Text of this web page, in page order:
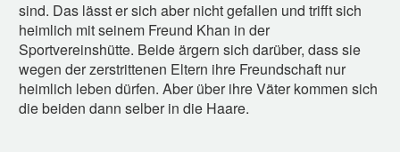
sind. Das lässt er sich aber nicht gefallen und trifft sich
heimlich mit seinem Freund Khan in der
Sportvereinshütte. Beide ärgern sich darüber, dass sie
wegen der zerstrittenen Eltern ihre Freundschaft nur
heimlich leben dürfen. Aber über ihre Väter kommen sich
die beiden dann selber in die Haare.